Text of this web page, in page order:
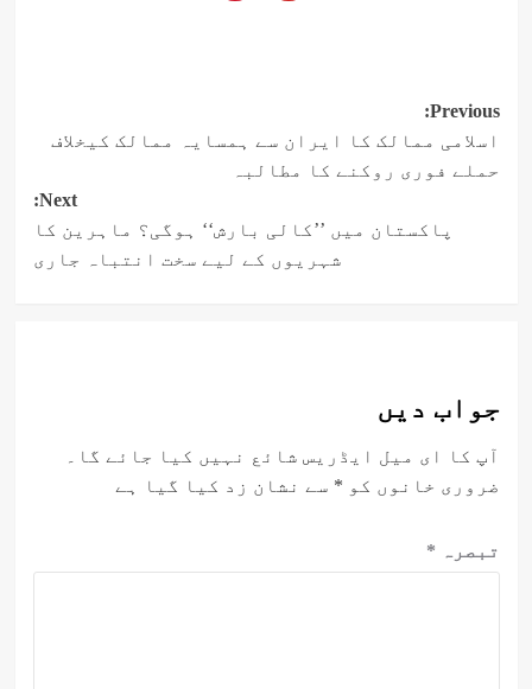
Post
navigation
Previous:
اسلامی ممالک کا ایران سے ہمسایہ ممالک کیخلاف
حملے فوری روکنے کا مطالبہ
Next:
پاکستان میں ’’کالی بارش‘‘ ہوگی؟ ماہرین کا
شہریوں کے لیے سخت انتباہ جاری
جواب دیں
آپ کا ای میل ایڈریس شائع نہیں کیا جائے گا۔
ضروری خانوں کو * سے نشان زد کیا گیا ہے
تبصرہ *